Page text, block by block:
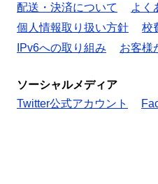
配送・決済について
よく
個人情報取り扱い方針
校
IPv6への取り組み
お客様
ソーシャルメディア
Twitter公式アカウント